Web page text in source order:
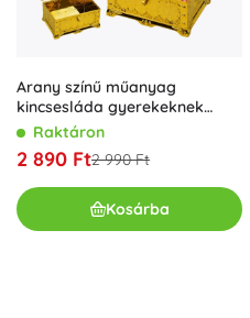
Arany színű műanyag
kincsesláda gyerekeknek
lakattal és 2 kulccsal
Raktáron
2 890 Ft2 990 Ft
Kosárba